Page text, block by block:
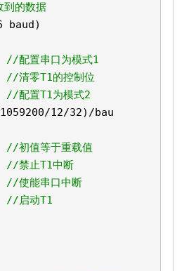
的数据
baud)
//配置串口为模式1
//清零T1的控制位
//配置T1为模式2
12/32)/bau
//初值等于重载值
//禁止T1中断
//使能串口中断
//启动T1